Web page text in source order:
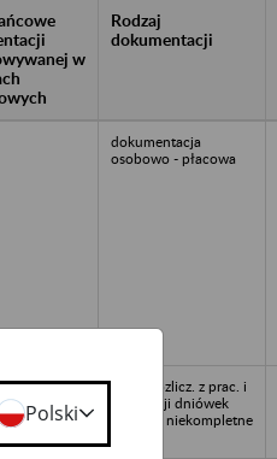
w
Rodzaj
dokumentacji
dokumentacja
osobowo - płacowa
Księgi rozlicz. z prac. i
ewidencji dniówek
obrach., niekompletne
Polski